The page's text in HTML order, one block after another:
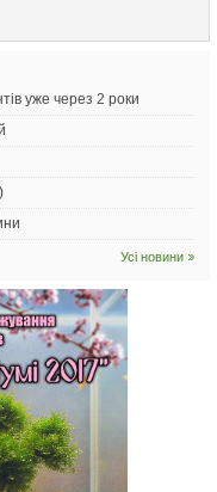
уже через 2 роки
Усі новини